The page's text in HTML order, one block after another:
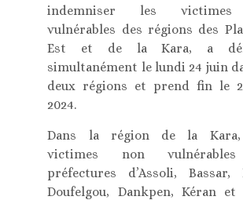
indemniser les
vulnérables des régions des
Est et de la Kara, a
simultanément le lundi 24 juin
deux régions et prend fin le
2024.
Dans la région de la Kara,
victimes non
préfectures d’Assoli, Bassar,
Doufelgou, Dankpen, Kéran et